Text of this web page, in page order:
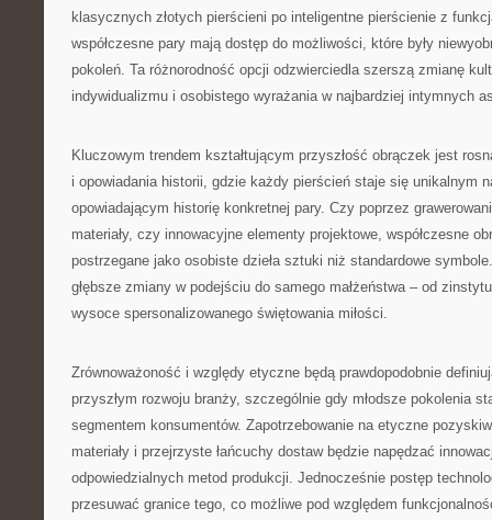
klasycznych złotych pierścieni po inteligentne pierścienie z
współczesne pary mają dostęp do możliwości, które były
pokoleń. Ta różnorodność opcji odzwierciedla szerszą zmianę
indywidualizmu i osobistego wyrażania w najbardziej intymnych
Kluczowym trendem kształtującym przyszłość obrączek jest
i opowiadania historii, gdzie każdy pierścień staje się unikalnym
opowiadającym historię konkretnej pary. Czy poprzez
materiały, czy innowacyjne elementy projektowe, współczesne
postrzegane jako osobiste dzieła sztuki niż standardowe
głębsze zmiany w podejściu do samego małżeństwa – od
wysoce spersonalizowanego świętowania miłości.
Zrównoważoność i względy etyczne będą prawdopodobnie
przyszłym rozwoju branży, szczególnie gdy młodsze pokolenia
segmentem konsumentów. Zapotrzebowanie na etyczne
materiały i przejrzyste łańcuchy dostaw będzie napędzać
odpowiedzialnych metod produkcji. Jednocześnie postęp
przesuwać granice tego, co możliwe pod względem